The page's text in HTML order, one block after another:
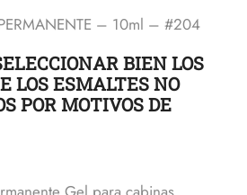
– 10ml – #204
BIEN LOS
LOS ESMALTES NO
POR MOTIVOS DE